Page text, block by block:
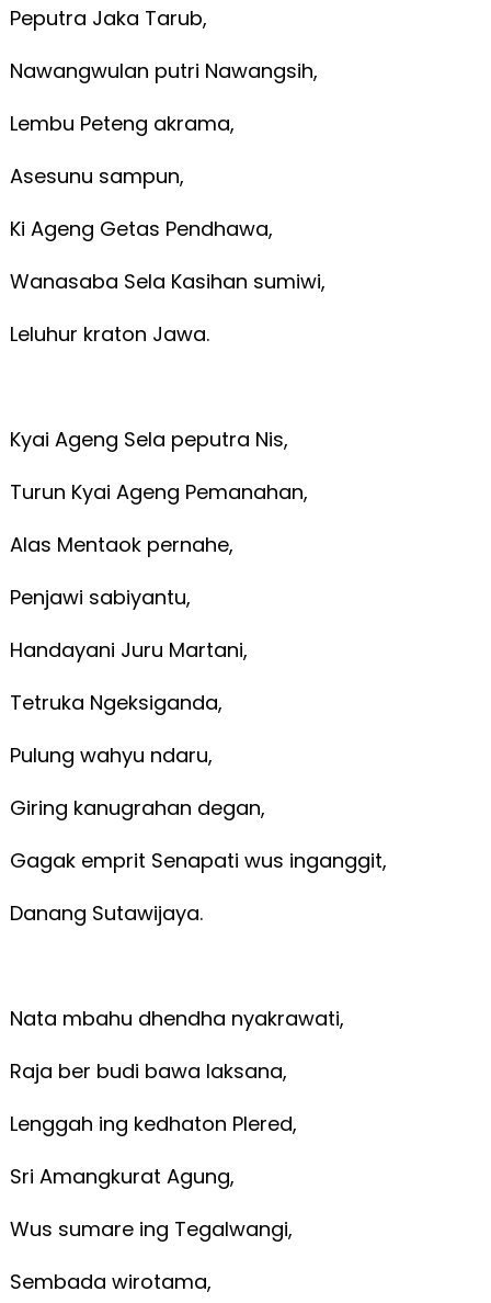
Peputra Jaka Tarub,
Nawangwulan putri Nawangsih,
Lembu Peteng akrama,
Asesunu sampun,
Ki Ageng Getas Pendhawa,
Wanasaba Sela Kasihan sumiwi,
Leluhur kraton Jawa.
Kyai Ageng Sela peputra Nis,
Turun Kyai Ageng Pemanahan,
Alas Mentaok pernahe,
Penjawi sabiyantu,
Handayani Juru Martani,
Tetruka Ngeksiganda,
Pulung wahyu ndaru,
Giring kanugrahan degan,
Gagak emprit Senapati wus inganggit,
Danang Sutawijaya.
Nata mbahu dhendha nyakrawati,
Raja ber budi bawa laksana,
Lenggah ing kedhaton Plered,
Sri Amangkurat Agung,
Wus sumare ing Tegalwangi,
Sembada wirotama,